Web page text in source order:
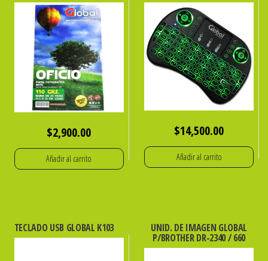
$2,900.00
Añadir al carrito
$14,500.00
Añadir al carrito
TECLADO USB GLOBAL K103 UNID. DE IMAGEN GLOBAL
P/BROTHER DR-2340 / 660